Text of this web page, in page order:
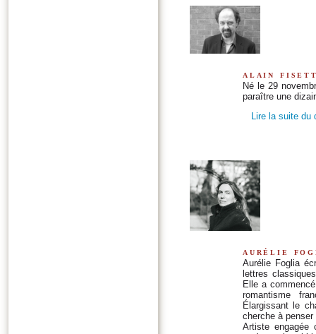
alain
Né le 29
paraître une
Lire la suite du
aurélie
Aurélie Foglia
lettres
Elle a
romantisme
Élargissant le
cherche à
Artiste engagée